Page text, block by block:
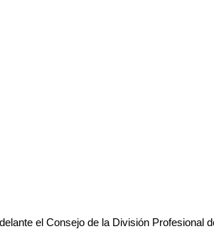
el Consejo de la División Profesional